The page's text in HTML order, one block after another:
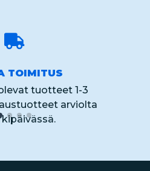
TOIMITUS
tuotteet 1-3
arviolta